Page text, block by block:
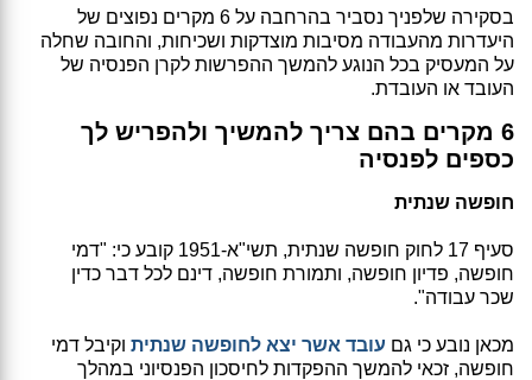
בסקירה שלפניך נסביר בהרחבה על 6 מקרים נפוצים של
היעדרות מהעבודה מסיבות מוצדקות ושכיחות, והחובה שחלה
על המעסיק בכל הנוגע להמשך ההפרשות לקרן הפנסיה של
העובד או העובדת.
6 מקרים בהם צריך להמשיך ולהפריש לך
כספים לפנסיה
חופשה שנתית
סעיף 17 לחוק חופשה שנתית, תשי"א-1951 קובע כי: "דמי
חופשה, פדיון חופשה, ותמורת חופשה, דינם לכל דבר כדין
שכר עבודה".
מכאן נובע כי גם עובד אשר יצא לחופשה שנתית וקיבל דמי
חופשה, זכאי להמשך ההפקדות לחיסכון הפנסיוני במהלך